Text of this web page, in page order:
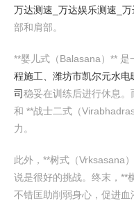
万达测速_万达娱乐测速_万
部和肩部。
**婴儿式（Balasana）** 是
程施工、潍坊市凯尔元水电
司稳妥在训练后进行休息
和 **战士二式（
力。
此外，**树式（Vrksasana
说是很好的挑战。终末，**
不错匡助削弱身心，促进血